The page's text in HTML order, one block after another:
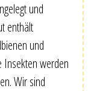
und
enthält
und
Insekten werden
Wir sind